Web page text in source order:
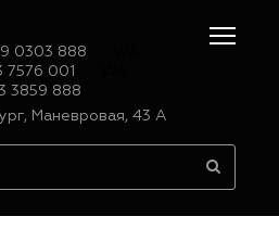
0303 888
7576 001
3859 888
Маневровая, 43 А